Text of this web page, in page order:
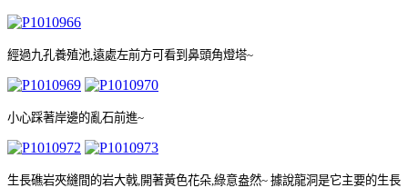
經過九孔養殖池 遠處左前方可看到鼻頭角燈塔~
小心踩著岸邊的亂石前進~
生長礁岩夾縫間的岩大戟 開著黃色花朵 綠意盎然~ 據說龍洞是它主要的生長